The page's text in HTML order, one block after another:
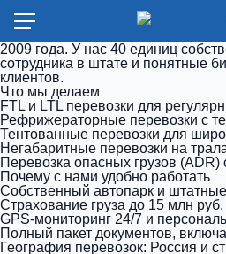
Premium Logistics —
2009 года. У нас 40 единиц
сотрудника в штате и понятные
клиентов.
Что мы делаем
FTL и LTL перевозки для
Рефрижераторные перевозки с
Тентованные перевозки для
Негабаритные перевозки на
Перевозка опасных грузов
Почему с нами удобно работать
Собственный автопарк и
Страхование груза до 15 млн
GPS-мониторинг 24/7 и
Полный пакет документов,
География перевозок: Россия и